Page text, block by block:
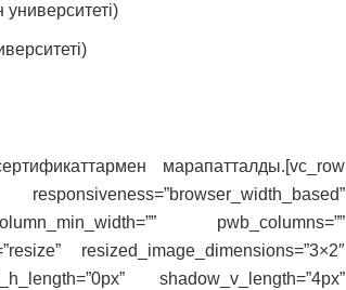
марапатталды.[vc_row
pwb_columns=””
resized_image_dimensions=”3×2″
shadow_v_length=”4px”